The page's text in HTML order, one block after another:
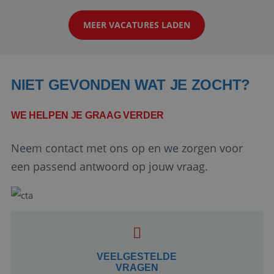
klanten te overtuigen om die droomreis te
boeken! ...
MEER VACATURES LADEN
NIET GEVONDEN WAT JE ZOCHT?
WE HELPEN JE GRAAG VERDER
Neem contact met ons op en we zorgen voor
een passend antwoord op jouw vraag.
VEELGESTELDE
VRAGEN
Google Privacy Policy